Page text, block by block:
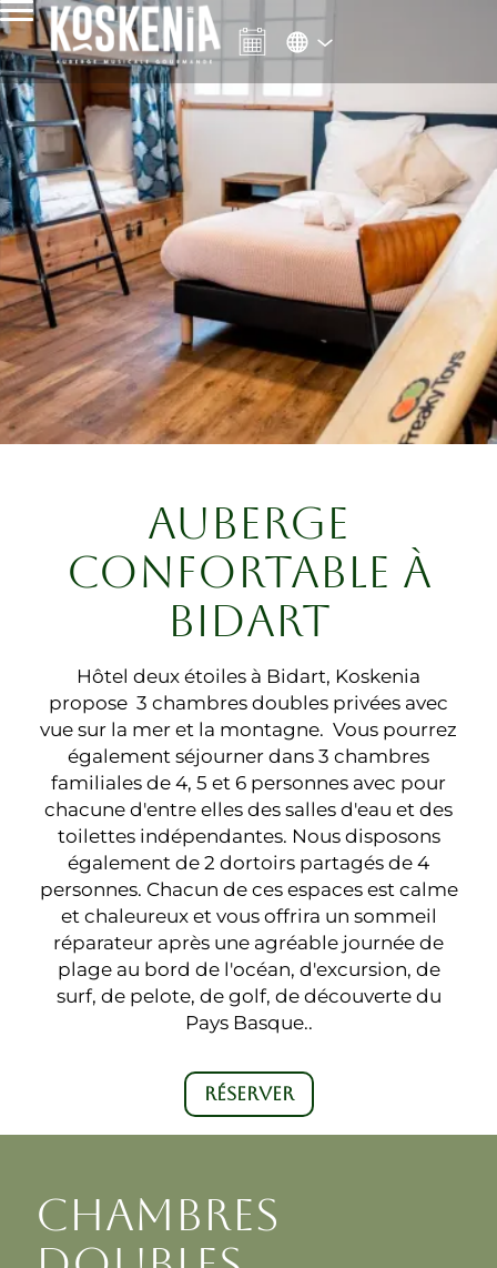
AUBERGE
CONFORTABLE À
BIDART
Hôtel deux étoiles à Bidart, Koskenia
propose 3 chambres doubles privées avec
vue sur la mer et la montagne. Vous pourrez
également séjourner dans 3 chambres
familiales de 4, 5 et 6 personnes avec pour
chacune d'entre elles des salles d'eau et des
toilettes indépendantes. Nous disposons
également de 2 dortoirs partagés de 4
personnes. Chacun de ces espaces est calme
et chaleureux et vous offrira un sommeil
réparateur après une agréable journée de
plage au bord de l'océan, d'excursion, de
surf, de pelote, de golf, de découverte du
Pays Basque..
RÉSERVER
CHAMBRES